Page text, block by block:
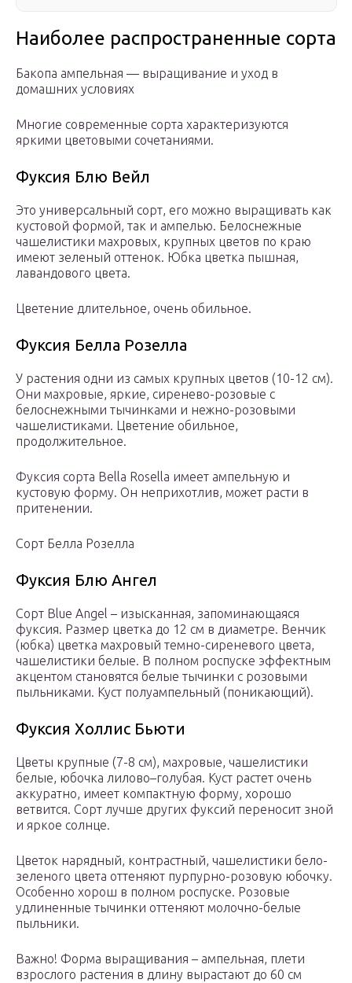
Наиболее распространенные сорта
Бакопа ампельная — выращивание и уход в
домашних условиях
Многие современные сорта характеризуются
яркими цветовыми сочетаниями.
Фуксия Блю Вейл
Это универсальный сорт, его можно выращивать как
кустовой формой, так и ампелью. Белоснежные
чашелистики махровых, крупных цветов по краю
имеют зеленый оттенок. Юбка цветка пышная,
лавандового цвета.
Цветение длительное, очень обильное.
Фуксия Белла Розелла
У растения одни из самых крупных цветов (10-12 см).
Они махровые, яркие, сиренево-розовые с
белоснежными тычинками и нежно-розовыми
чашелистиками. Цветение обильное,
продолжительное.
Фуксия сорта Bella Rosella имеет ампельную и
кустовую форму. Он неприхотлив, может расти в
притенении.
Сорт Белла Розелла
Фуксия Блю Ангел
Сорт Blue Angel – изысканная, запоминающаяся
фуксия. Размер цветка до 12 см в диаметре. Венчик
(юбка) цветка махровый темно-сиреневого цвета,
чашелистики белые. В полном роспуске эффектным
акцентом становятся белые тычинки с розовыми
пыльниками. Куст полуампельный (поникающий).
Фуксия Холлис Бьюти
Цветы крупные (7-8 см), махровые, чашелистики
белые, юбочка лилово–голубая. Куст растет очень
аккуратно, имеет компактную форму, хорошо
ветвится. Сорт лучше других фуксий переносит зной
и яркое солнце.
Цветок нарядный, контрастный, чашелистики бело-
зеленого цвета оттеняют пурпурно-розовую юбочку.
Особенно хорош в полном роспуске. Розовые
удлиненные тычинки оттеняют молочно-белые
пыльники.
Важно! Форма выращивания – ампельная, плети
взрослого растения в длину вырастают до 60 см